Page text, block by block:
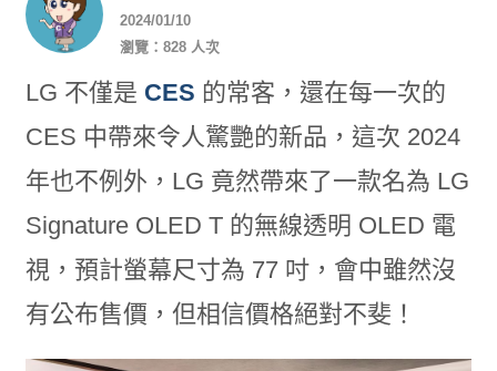
2024/01/10
瀏覽：828 人次
LG 不僅是 CES 的常客，還在每一次的
CES 中帶來令人驚艷的新品，這次 2024
年也不例外，LG 竟然帶來了一款名為 LG
Signature OLED T 的無線透明 OLED 電
視，預計螢幕尺寸為 77 吋，會中雖然沒
有公布售價，但相信價格絕對不斐！